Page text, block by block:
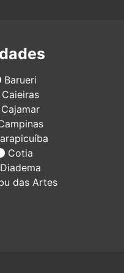
Barueri
Cotia
das Artes